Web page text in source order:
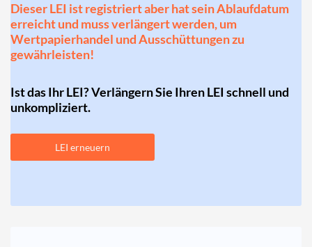
Dieser LEI ist registriert aber hat sein Ablaufdatum
erreicht und muss verlängert werden, um
Wertpapierhandel und Ausschüttungen zu
gewährleisten!
Ist das Ihr LEI? Verlängern Sie Ihren LEI schnell und
unkompliziert.
LEI erneuern